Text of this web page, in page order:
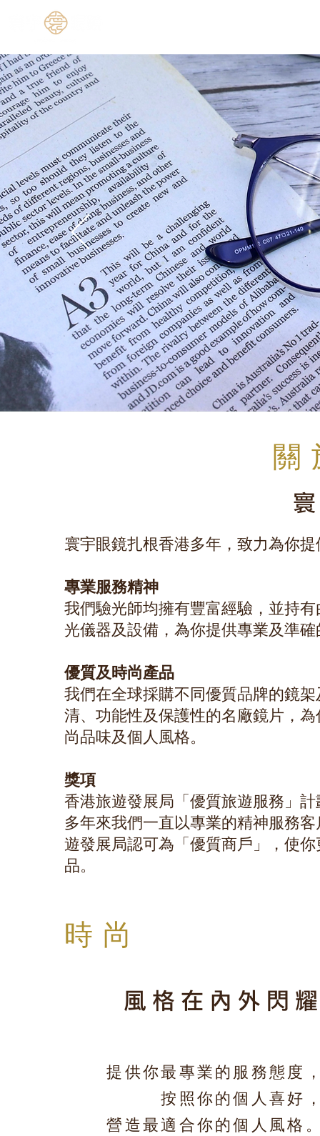
寰宇眼鏡扎根香港多年，致力為你
專業服務精神
我們驗光師均擁有豐富經驗，並持
光儀器及設備，為你提供專業及準
優質及時尚產品
我們在全球採購不同優質品牌的鏡
清、功能性及保護性的名廠鏡片，
尚品味及個人風格。
獎項
香港旅遊發展局「優質旅遊服務」
多年來我們一直以專業的精神服務
遊發展局認可為「優質商戶」，使
品。
時尚
風格在內外閃
提供你最專業的服務態度
按照你的個人喜好
營造最適合你的個人風格